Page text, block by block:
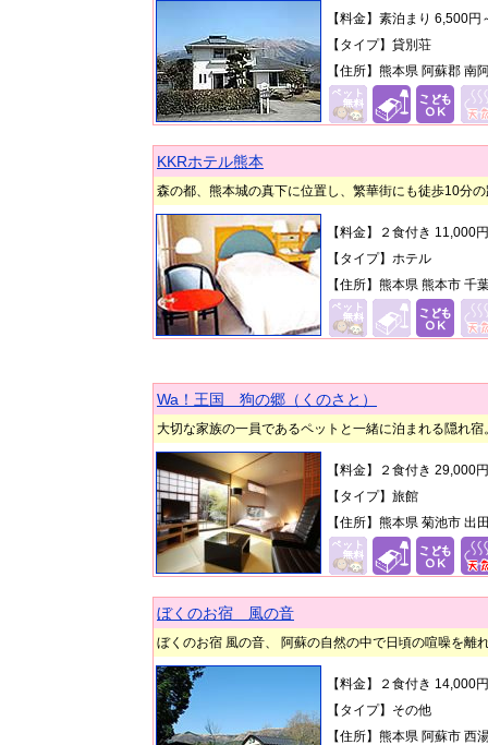
【料金】素泊まり 6,500円
【タイプ】貸別荘
【住所】熊本県 阿蘇郡 南
KKRホテル熊本
森の都、熊本城の真下に位置し、繁華街にも徒歩10分
【料金】２食付き 11,000
【タイプ】ホテル
【住所】熊本県 熊本市 千
Wa！王国 狗の郷（くのさと）
大切な家族の一員であるペットと一緒に泊まれる隠れ
【料金】２食付き 29,000
【タイプ】旅館
【住所】熊本県 菊池市 出
ぼくのお宿 風の音
ぼくのお宿 風の音、 阿蘇の自然の中で日頃の喧噪を離
【料金】２食付き 14,000
【タイプ】その他
【住所】熊本県 阿蘇市 西